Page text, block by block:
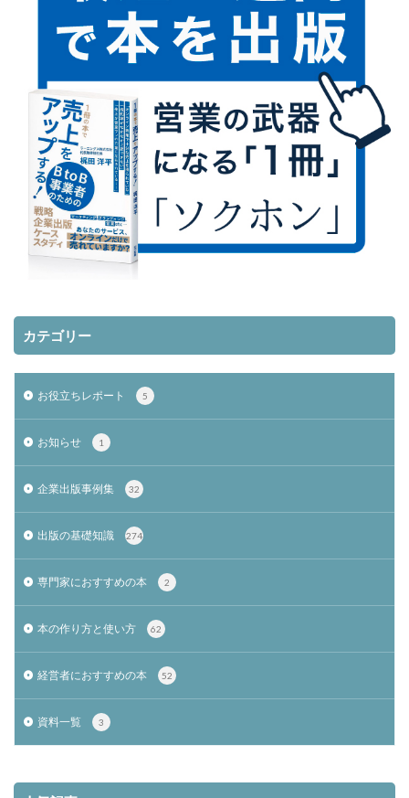
カテゴリー
お役立ちレポート 5
お知らせ 1
企業出版事例集 32
出版の基礎知識 274
専門家におすすめの本 2
本の作り方と使い方 62
経営者におすすめの本 52
資料一覧 3